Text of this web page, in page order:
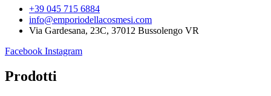
+39 045 715 6884
info@emporiodellacosmesi.com
Via Gardesana, 23C, 37012 Bussolengo VR
Facebook Instagram
Prodotti